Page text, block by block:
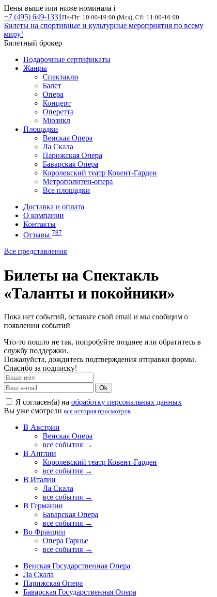
Цены выше или ниже номинала i
+7 (495) 649-1331 Пн-Пт: 10:00-19:00 (Мск), Сб: 11:00-16:00
Билеты на спортивные и культурные мероприятия по всему
миру!
Билетный брокер
Подарочные сертификаты
Жанры
Спектакли
Балет
Опера
Концерт
Оперетта
Мюзикл
Площадки
Венская Опера
Ла Скала
Парижская Опера
Баварская Опера
Королевский театр Ковент-Гарден
Метрополитен-опера
Все площадки
Доставка и оплата
О компании
Контакты
Отзывы 787
Все представления
Билеты на Спектакль
«Таланты и покойники»
Пока нет событий, оставьте свой email и мы сообщим о
появлении событий
Что-то пошло не так, попробуйте позднее или обратитесь в
службу поддержки.
Пожалуйста, дождитесь подтверждения отправки формы.
Спасибо за подписку!
Ok
Я согласен(а) на обработку персональных данных
Вы уже смотрели вся история просмотров
В Австрии
Венская Опера
все события →
В Англии
Королевский театр Ковент-Гарден
все события →
В Италии
Ла Скала
все события →
В Германии
Баварская Опера
все события →
Во Франции
Опера Гарнье
все события →
Венская Государственная Опера
Ла Скала
Парижская Опера
Баварская Государственная Опера